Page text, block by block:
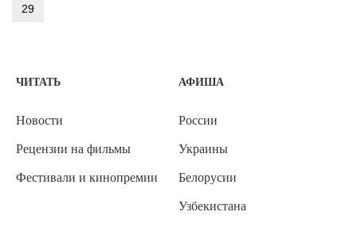
29
ЧИТАТЬ
Новости
Рецензии на фильмы
Фестивали и кинопремии
АФИША
России
Украины
Белорусии
Узбекистана